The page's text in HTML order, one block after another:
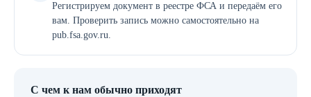
Регистрируем документ в реестре ФСА и передаём его
вам. Проверить запись можно самостоятельно на
pub.fsa.gov.ru.
С чем к нам обычно приходят